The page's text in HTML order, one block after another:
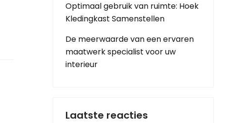
Optimaal gebruik van ruimte: Hoek
Kledingkast Samenstellen
De meerwaarde van een ervaren
maatwerk specialist voor uw
interieur
Laatste reacties